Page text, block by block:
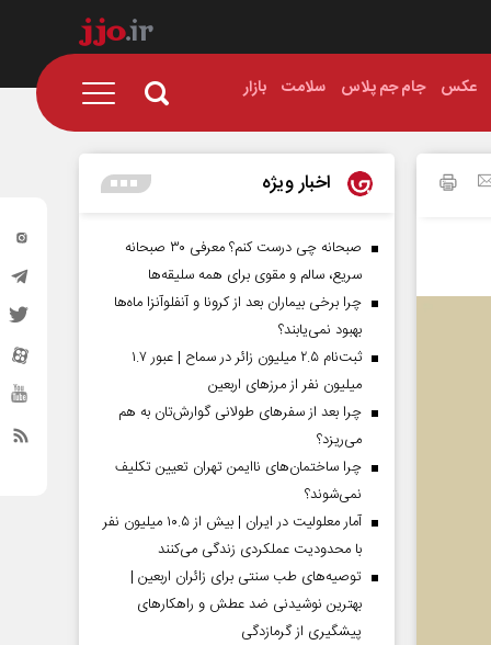
عکس جام جم پلاس سلامت بازار
اخبار ویژه
صبحانه چی درست کنم؟ معرفی ۳۰ صبحانه
سریع، سالم و مقوی برای همه سلیقه‌ها
چرا برخی بیماران بعد از کرونا و آنفلوآنزا ماه‌ها
بهبود نمی‌یابند؟
ثبت‌نام ۲.۵ میلیون زائر در سماح | عبور ۱.۷
میلیون نفر از مرز‌های اربعین
چرا بعد از سفرهای طولانی گوارش‌تان به هم
می‌ریزد؟
چرا ساختمان‌های ناایمن تهران تعیین تکلیف
نمی‌شوند؟
آمار معلولیت در ایران | بیش از ۱۰.۵ میلیون نفر
با محدودیت عملکردی زندگی می‌کنند
توصیه‌های طب سنتی برای زائران اربعین |
بهترین نوشیدنی ضد عطش و راهکارهای
پیشگیری از گرمازدگی